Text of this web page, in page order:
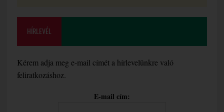
HÍRLEVÉL
Kérem adja meg e-mail címét a hírlevelünkre való
feliratkozáshoz.
E-mail cím: